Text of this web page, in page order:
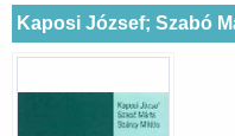
Kaposi József; Szabó